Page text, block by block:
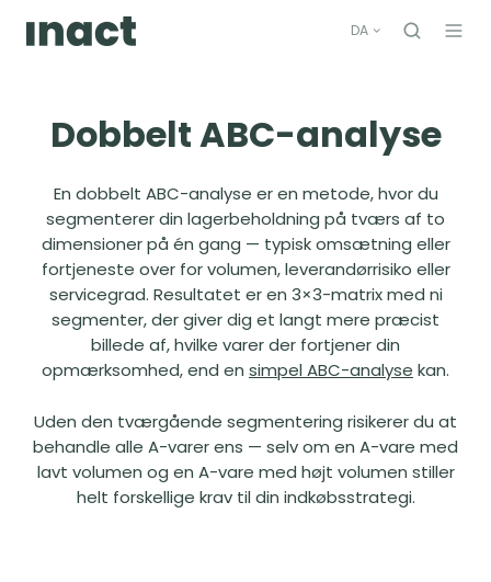
DA
Dobbelt ABC-analyse
En dobbelt ABC-analyse er en metode, hvor du
segmenterer din lagerbeholdning på tværs af to
dimensioner på én gang — typisk omsætning eller
fortjeneste over for volumen, leverandørrisiko eller
servicegrad. Resultatet er en 3×3-matrix med ni
segmenter, der giver dig et langt mere præcist
billede af, hvilke varer der fortjener din
opmærksomhed, end en simpel ABC-analyse kan.
Uden den tværgående segmentering risikerer du at
behandle alle A-varer ens — selv om en A-vare med
lavt volumen og en A-vare med højt volumen stiller
helt forskellige krav til din indkøbsstrategi.